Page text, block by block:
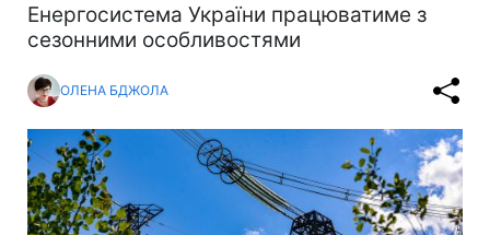
Енергосистема України працюватиме з
сезонними особливостями
ОЛЕНА БДЖОЛА